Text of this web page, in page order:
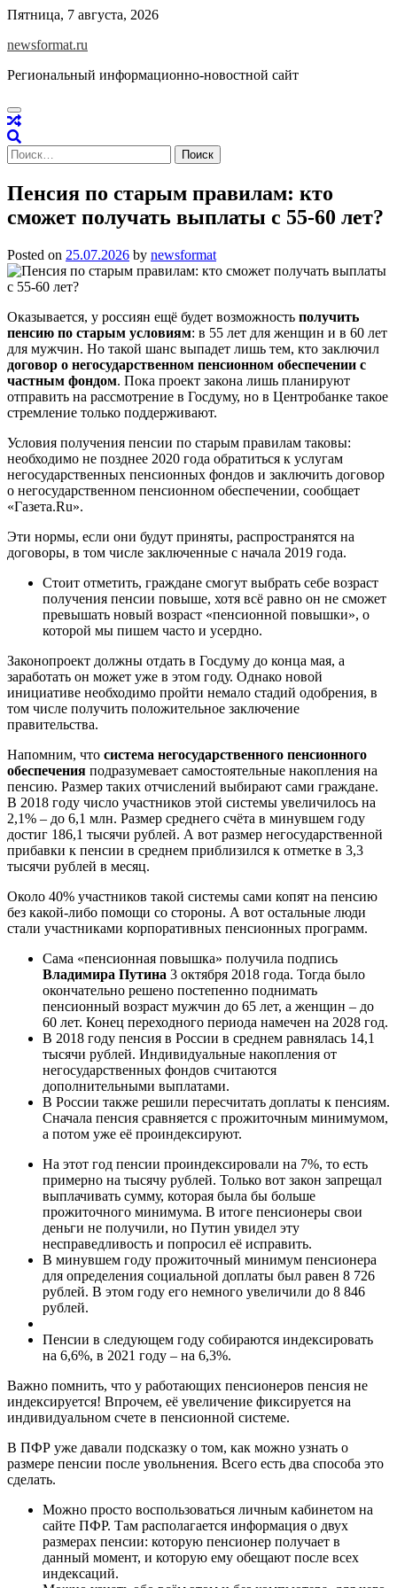
Skip
content
Пятница, 7 августа, 2026
newsformat.ru
Региональный информационно-новостной сайт
Найти:
Пенсия по старым правилам: кто
сможет получать выплаты с 55-60 лет?
Posted on 25.07.2026 by newsformat
Оказывается, у россиян ещё будет возможность получить
пенсию по старым условиям: в 55 лет для женщин и в 60 лет
для мужчин. Но такой шанс выпадет лишь тем, кто заключил
договор о негосударственном пенсионном обеспечении с
частным фондом. Пока проект закона лишь планируют
отправить на рассмотрение в Госдуму, но в Центробанке такое
стремление только поддерживают.
Условия получения пенсии по старым правилам таковы:
необходимо не позднее 2020 года обратиться к услугам
негосударственных пенсионных фондов и заключить договор
о негосударственном пенсионном обеспечении, сообщает
«Газета.Ru».
Эти нормы, если они будут приняты, распространятся на
договоры, в том числе заключенные с начала 2019 года.
Стоит отметить, граждане смогут выбрать себе возраст
получения пенсии повыше, хотя всё равно он не сможет
превышать новый возраст «пенсионной повышки», о
которой мы пишем часто и усердно.
Законопроект должны отдать в Госдуму до конца мая, а
заработать он может уже в этом году. Однако новой
инициативе необходимо пройти немало стадий одобрения, в
том числе получить положительное заключение
правительства.
Напомним, что система негосударственного пенсионного
обеспечения подразумевает самостоятельные накопления на
пенсию. Размер таких отчислений выбирают сами граждане.
В 2018 году число участников этой системы увеличилось на
2,1% – до 6,1 млн. Размер среднего счёта в минувшем году
достиг 186,1 тысячи рублей. А вот размер негосударственной
прибавки к пенсии в среднем приблизился к отметке в 3,3
тысячи рублей в месяц.
Около 40% участников такой системы сами копят на пенсию
без какой-либо помощи со стороны. А вот остальные люди
стали участниками корпоративных пенсионных программ.
Сама «пенсионная повышка» получила подпись
Владимира Путина 3 октября 2018 года. Тогда было
окончательно решено постепенно поднимать
пенсионный возраст мужчин до 65 лет, а женщин – до
60 лет. Конец переходного периода намечен на 2028 год.
В 2018 году пенсия в России в среднем равнялась 14,1
тысячи рублей. Индивидуальные накопления от
негосударственных фондов считаются
дополнительными выплатами.
В России также решили пересчитать доплаты к пенсиям.
Сначала пенсия сравняется с прожиточным минимумом,
а потом уже её проиндексируют.
На этот год пенсии проиндексировали на 7%, то есть
примерно на тысячу рублей. Только вот закон запрещал
выплачивать сумму, которая была бы больше
прожиточного минимума. В итоге пенсионеры свои
деньги не получили, но Путин увидел эту
несправедливость и попросил её исправить.
В минувшем году прожиточный минимум пенсионера
для определения социальной доплаты был равен 8 726
рублей. В этом году его немного увеличили до 8 846
рублей.
Пенсии в следующем году собираются индексировать
на 6,6%, в 2021 году – на 6,3%.
Важно помнить, что у работающих пенсионеров пенсия не
индексируется! Впрочем, её увеличение фиксируется на
индивидуальном счете в пенсионной системе.
В ПФР уже давали подсказку о том, как можно узнать о
размере пенсии после увольнения. Всего есть два способа это
сделать.
Можно просто воспользоваться личным кабинетом на
сайте ПФР. Там располагается информация о двух
размерах пенсии: которую пенсионер получает в
данный момент, и которую ему обещают после всех
индексаций.